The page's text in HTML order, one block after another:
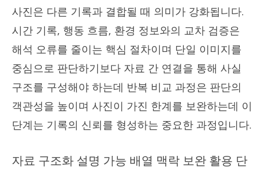
사진은 다른 기록과 결합될 때 의미가 강화됩니다.
시간 기록, 행동 흐름, 환경 정보와의 교차 검증은
해석 오류를 줄이는 핵심 절차이며 단일 이미지를
중심으로 판단하기보다 자료 간 연결을 통해 사실
구조를 구성해야 하는데 반복 비교 과정은 판단의
객관성을 높이며 사진이 가진 한계를 보완하는데 이
단계는 기록의 신뢰를 형성하는 중요한 과정입니다.
자료 구조화 설명 가능 배열 맥락 보완 활용 단